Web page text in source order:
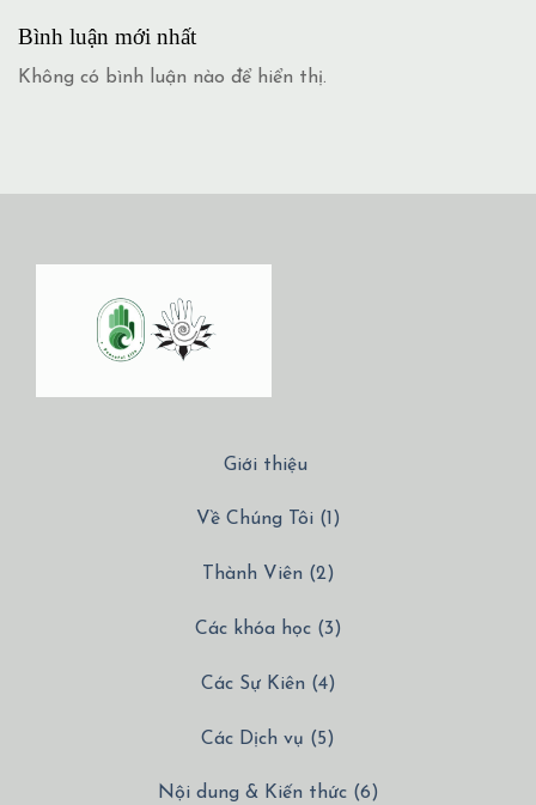
Bình luận mới nhất
Không có bình luận nào để hiển thị.
Giới thiệu
Về Chúng Tôi (1)
Thành Viên (2)
Các khóa học (3)
Các Sự Kiên (4)
Các Dịch vụ (5)
Nội dung & Kiến thức (6)